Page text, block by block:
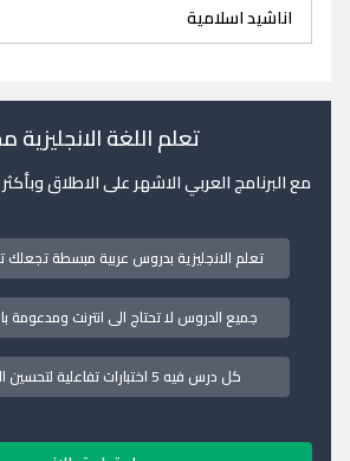
اناشيد اسلامية
تعلم اللغة الانجليزية
مع البرنامج العربي الاشهر على الاطلاق وبأكثر من 10 مليون
تعلم الانجليزية بدروس عربية مبسطة تجعلك
جميع الدروس لا تحتاج الى انترنت ومدعومة
كل درس فيه 5 اختبارات تفاعلية لتحسين اللفظ والنطق